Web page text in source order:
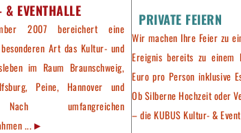
& EVENTHALLE
2007 bereichert eine
Art das Kultur- und
im Raum Braunschweig,
Peine, Hannover und
umfangreichen
...
PRIVATE FEIERN
Wir machen Ihre Feier zu
Ereignis bereits zu einem
Euro pro Person inklusive
Ob Silberne Hochzeit oder
– die KUBUS Kultur- &